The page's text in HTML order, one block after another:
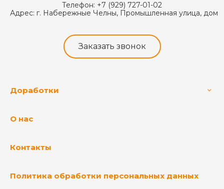
Телефон: +7 (929) 727-01-02
Адрес: г. Набережные Челны, Промышленная улица, дом
Заказать звонок
Доработки
О нас
Контакты
Политика обработки персональных данных